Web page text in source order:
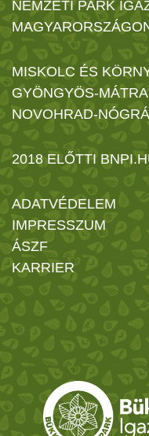
NEMZETI PARK
MISKOLC ÉS
GYÖNGYÖS-MÁTRA
NOVOHRAD-
2018 ELŐTTI
ADATVÉDELEM
IMPRESSZUM
ÁSZF
KARRIER